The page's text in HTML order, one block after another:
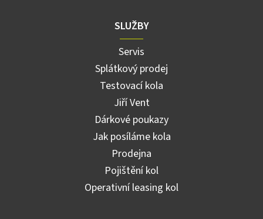
SLUŽBY
Servis
Splátkový prodej
Testovací kola
Jiří Vent
Dárkové poukazy
Jak posíláme kola
Prodejna
Pojištění kol
Operativní leasing kol